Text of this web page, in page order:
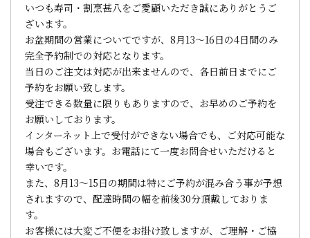
いつも寿司・割烹甚八をご愛顧いただき誠にありがとうご
ざいます。
お盆期間の営業についてですが、8月13～16日の4日間のみ
完全予約制での対応となります。
当日のご注文は対応が出来ませんので、各日前日までにご
予約をお願い致します。
受注できる数量に限りもありますので、お早めのご予約を
お願いしております。
インターネット上で受付ができない場合でも、ご対応可能な
場合もございます。お電話にて一度お問合せいただけると
幸いです。
また、8月13～15日の期間は特にご予約が混み合う事が予想
されますので、配達時間の幅を前後30分頂戴しておりま
す。
お客様には大変ご不便をお掛け致しますが、ご理解・ご協